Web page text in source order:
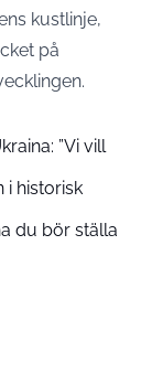
kustlinje,
på
”Vi vill
i historisk
du bör ställa